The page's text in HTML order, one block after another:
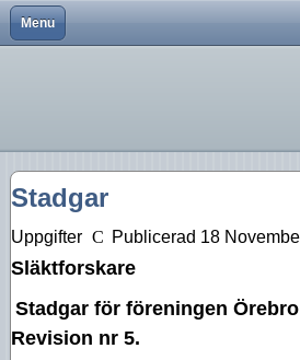
Menu
Föreningen
Föreningskalender
Bra länkar
Historik
Tidningar
Försäljning
Aktiviteter 2024
Aktiviteter 2023
Aktiviteter 2022
Aktiviteter 2020
Kom ihåg mig
Glömt lösenord?
Skapa inloggning
Stadgar
Uppgifter Publicerad 18 November
Släktforskare
Stadgar för föreningen
Revision nr 5.